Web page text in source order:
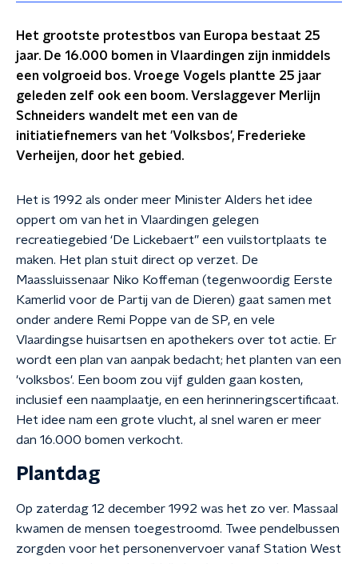
Het grootste protestbos van Europa bestaat 25
jaar. De 16.000 bomen in Vlaardingen zijn inmiddels
een volgroeid bos. Vroege Vogels plantte 25 jaar
geleden zelf ook een boom. Verslaggever Merlijn
Schneiders wandelt met een van de
initiatiefnemers van het 'Volksbos', Frederieke
Verheijen, door het gebied.
Het is 1992 als onder meer Minister Alders het idee
oppert om van het in Vlaardingen gelegen
recreatiegebied ‘De Lickebaert” een vuilstortplaats te
maken. Het plan stuit direct op verzet. De
Maassluissenaar Niko Koffeman (tegenwoordig Eerste
Kamerlid voor de Partij van de Dieren) gaat samen met
onder andere Remi Poppe van de SP, en vele
Vlaardingse huisartsen en apothekers over tot actie. Er
wordt een plan van aanpak bedacht; het planten van een
'volksbos'. Een boom zou vijf gulden gaan kosten,
inclusief een naamplaatje, en een herinneringscertificaat.
Het idee nam een grote vlucht, al snel waren er meer
dan 16.000 bomen verkocht.
Plantdag
Op zaterdag 12 december 1992 was het zo ver. Massaal
kwamen de mensen toegestroomd. Twee pendelbussen
zorgden voor het personenvervoer vanaf Station West